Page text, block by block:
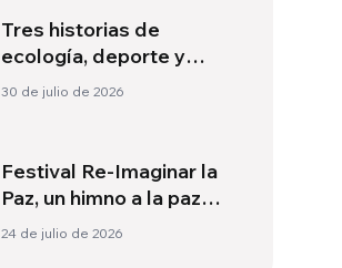
Tres historias de
ecología, deporte y
salud en Sudamérica
30 de julio de 2026
Festival Re-Imaginar la
Paz, un himno a la paz
desde Florencia
24 de julio de 2026